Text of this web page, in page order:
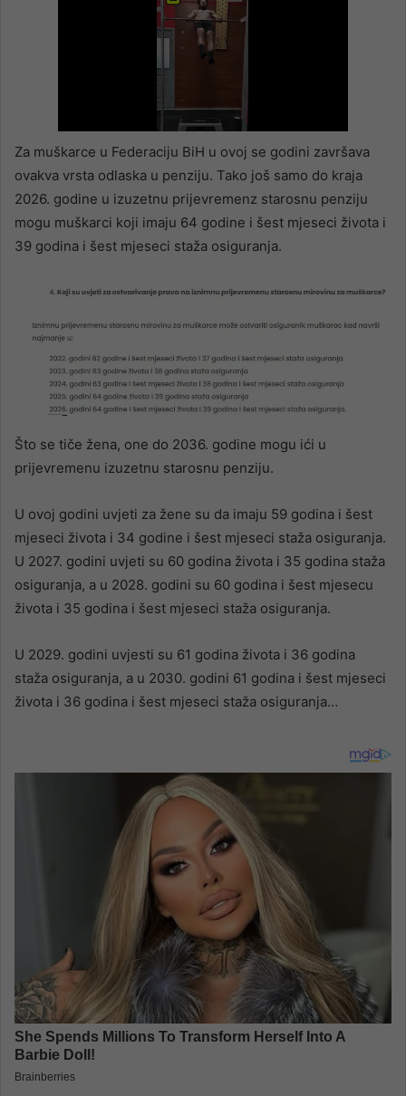
Za muškarce u Federaciju BiH u ovoj se godini završava
ovakva vrsta odlaska u penziju. Tako još samo do kraja
2026. godine u izuzetnu prijevremenz starosnu penziju
mogu muškarci koji imaju 64 godine i šest mjeseci života i
39 godina i šest mjeseci staža osiguranja.
Što se tiče žena, one do 2036. godine mogu ići u
prijevremenu izuzetnu starosnu penziju.
U ovoj godini uvjeti za žene su da imaju 59 godina i šest
mjeseci života i 34 godine i šest mjeseci staža osiguranja.
U 2027. godini uvjeti su 60 godina života i 35 godina staža
osiguranja, a u 2028. godini su 60 godina i šest mjesecu
života i 35 godina i šest mjeseci staža osiguranja.
U 2029. godini uvjesti su 61 godina života i 36 godina
staža osiguranja, a u 2030. godini 61 godina i šest mjeseci
života i 36 godina i šest mjeseci staža osiguranja…